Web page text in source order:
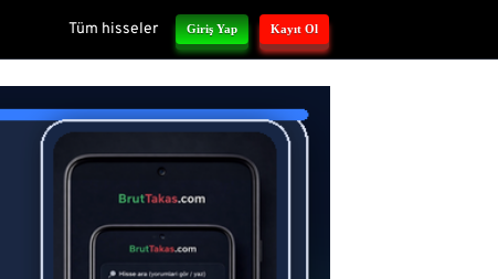
Tüm hisseler Giriş Yap Kayıt Ol